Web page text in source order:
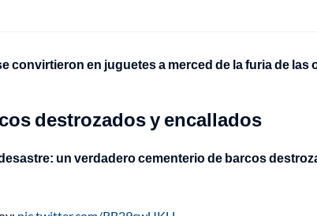
convirtieron en juguetes a merced de la furia de las
destrozados y encallados
un verdadero cementerio de barcos